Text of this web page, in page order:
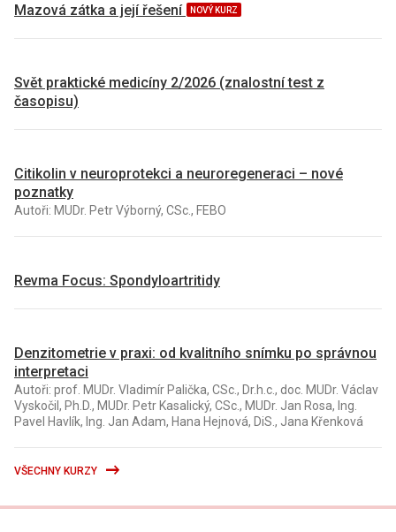
Mazová zátka a její řešení NOVÝ KURZ
Svět praktické medicíny 2/2026 (znalostní test z
časopisu)
Citikolin v neuroprotekci a neuroregeneraci – nové
poznatky
Autoři: MUDr. Petr Výborný, CSc., FEBO
Revma Focus: Spondyloartritidy
Denzitometrie v praxi: od kvalitního snímku po správnou
interpretaci
Autoři: prof. MUDr. Vladimír Palička, CSc., Dr.h.c., doc. MUDr. Václav
Vyskočil, Ph.D., MUDr. Petr Kasalický, CSc., MUDr. Jan Rosa, Ing.
Pavel Havlík, Ing. Jan Adam, Hana Hejnová, DiS., Jana Křenková
VŠECHNY KURZY